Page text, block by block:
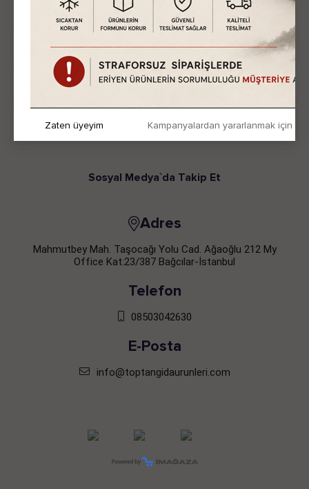
Daha Fazla Bilgi
Online İşlemler
Üyelik İşlemleri
Sosyal Medya`da Takip Et
Adres
Mahmutbey Mah. Taşocağı Yolu Cad. Ağaoğlu 212 My
Office Kat:23/387 Bağcılar-İstanbul
Telefon
08503042630
E-Posta
info@toptangidaurunleri.com
Kampanyalardan yararlanmak için
Zaten üyeyim